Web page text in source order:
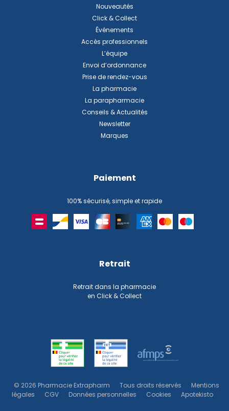
Nouveautés
Click & Collect
Événements
Accès professionnels
L’équipe
Envoi d’ordonnance
Prise de rendez-vous
La pharmacie
La parapharmacie
Conseils & Actualités
Newsletter
Marques
Paiement
100% sécurisé, simple et rapide
Retrait
Retrait dans la pharmacie
en Click & Collect
© 2026 Pharmacie Extrapharm Tous droits réservés
Mentions
légales
CGV Données personnelles Cookies Apotekisto